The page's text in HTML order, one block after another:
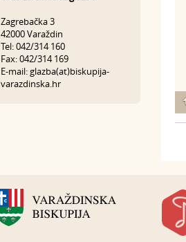
Zagrebačka 3
42000 Varaždin
Tel: 042/314 160
Fax: 042/314 169
E-mail: glazba(at)biskupija-
varazdinska.hr